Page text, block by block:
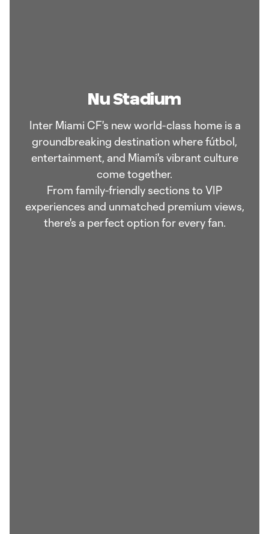
Nu Stadium
Inter Miami CF's new world-class home is a
groundbreaking destination where fútbol,
entertainment, and Miami's vibrant culture
come together.
From family-friendly sections to VIP
experiences and unmatched premium views,
there's a perfect option for every fan.